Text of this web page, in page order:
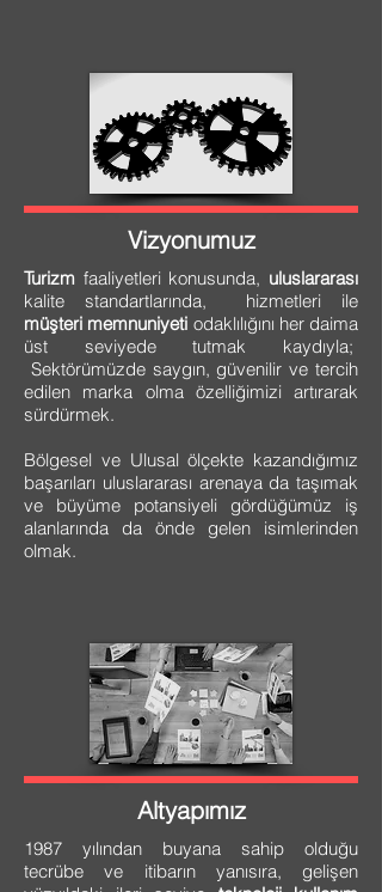
Vizyonumuz
Turizm faaliyetleri konusunda, uluslararası
kalite standartlarında, hizmetleri ile
müşteri memnuniyeti odaklılığını her daima
üst seviyede tutmak kaydıyla;
Sektörümüzde saygın, güvenilir ve tercih
edilen marka olma özelliğimizi artırarak
sürdürmek.
Bölgesel ve Ulusal ölçekte kazandığımız
başarıları uluslararası arenaya da taşımak
ve büyüme potansiyeli gördüğümüz iş
alanlarında da önde gelen isimlerinden
olmak.
Altyapımız
1987 yılından buyana sahip olduğu
tecrübe ve itibarın yanısıra, gelişen